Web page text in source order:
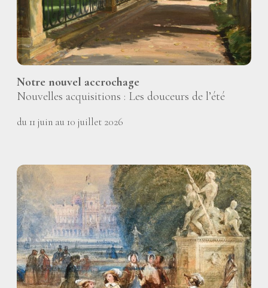
Notre nouvel accrochage
Nouvelles acquisitions : Les douceurs de l’été
du 11 juin au 10 juillet 2026